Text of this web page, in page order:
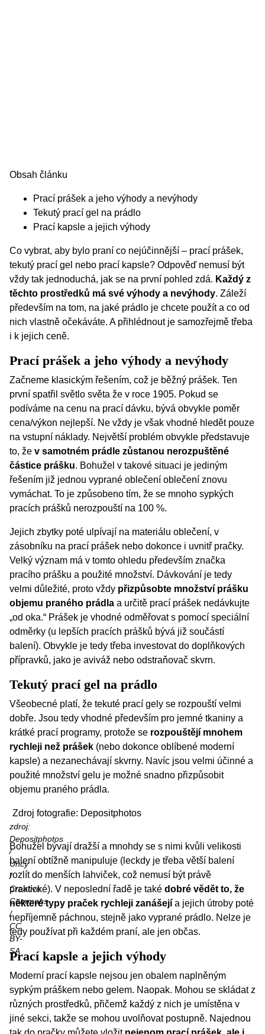
Obsah článku
Prací prášek a jeho výhody a nevýhody
Tekutý prací gel na prádlo
Prací kapsle a jejich výhody
Co vybrat, aby bylo praní co nejúčinnější – prací prášek,
tekutý prací gel nebo prací kapsle? Odpověď nemusí být
vždy tak jednoduchá, jak se na první pohled zdá. Každý z
těchto prostředků má své výhody a nevýhody. Záleží
především na tom, na jaké prádlo je chcete použít a co od
nich vlastně očekáváte. A přihlédnout je samozřejmě třeba
i k jejich ceně.
Prací prášek a jeho výhody a nevýhody
Začneme klasickým řešením, což je běžný prášek. Ten
první spatřil světlo světa že v roce 1905. Pokud se
podíváme na cenu na prací dávku, bývá obvykle poměr
cena/výkon nejlepší. Ne vždy je však vhodné hledět pouze
na vstupní náklady. Největší problém obvykle představuje
to, že v samotném prádle zůstanou nerozpuštěné
částice prášku. Bohužel v takové situaci je jediným
řešením již jednou vyprané oblečení oblečení znovu
vymáchat. To je způsobeno tím, že se mnoho sypkých
pracích prášků nerozpouští na 100 %.
Jejich zbytky poté ulpívají na materiálu oblečení, v
zásobníku na prací prášek nebo dokonce i uvnitř pračky.
Velký význam má v tomto ohledu především značka
pracího prášku a použité množství. Dávkování je tedy
velmi důležité, proto vždy přizpůsobte množství prášku
objemu praného prádla a určitě prací prášek nedávkujte
„od oka.“ Prášek je vhodné odměřovat s pomocí speciální
odměrky (u lepších pracích prášků bývá již součástí
balení). Obvykle je tedy třeba investovat do doplňkových
přípravků, jako je aviváž nebo odstraňovač skvrn.
Tekutý prací gel na prádlo
Všeobecné platí, že tekuté prací gely se rozpouští velmi
dobře. Jsou tedy vhodné především pro jemné tkaniny a
krátké prací programy, protože se rozpouštějí mnohem
rychleji než prášek (nebo dokonce oblíbené moderní
kapsle) a nezanechávají skvrny. Navíc jsou velmi účinné a
použité množství gelu je možné snadno přizpůsobit
objemu praného prádla.
zdroj:
Depositphotos
/
Uncy
/
Creative
Commons
/
CC
BY-
SA
Zdroj fotografie: Depositphotos
Bohužel bývají dražší a mnohdy se s nimi kvůli velikosti
balení obtížně manipuluje (leckdy je třeba větší balení
rozlít do menších lahviček, což nemusí být právě
praktické). V neposlední řadě je také dobré vědět to, že
některé typy praček rychleji zanášejí a jejich útroby poté
nepříjemně páchnou, stejně jako vyprané prádlo. Nelze je
tedy používat při každém praní, ale jen občas.
Prací kapsle a jejich výhody
Moderní prací kapsle nejsou jen obalem naplněným
sypkým práškem nebo gelem. Naopak. Mohou se skládat z
různých prostředků, přičemž každý z nich je umístěna v
jiné sekci, takže se mohou uvolňovat postupně. Najednou